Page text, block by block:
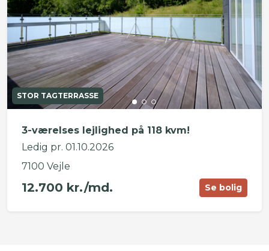
STOR TAGTERRASSE
3-værelses lejlighed på 118 kvm!
Ledig pr. 01.10.2026
7100 Vejle
12.700 kr./md. Se bolig